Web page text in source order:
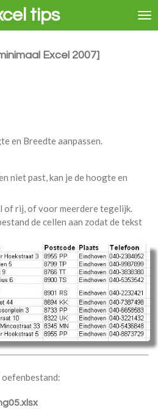
tips
Excel 2007]
en Breedte aanpassen.
niet past, kan je de hoogte en
of rij, of voor meerdere tegelijk.
de cellen aan zodat de tekst